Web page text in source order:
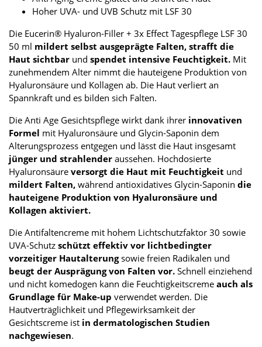
Hoher UVA- und UVB Schutz mit LSF 30
Die Eucerin® Hyaluron-Filler + 3x Effect Tagespflege LSF 30
50 ml mildert selbst ausgeprägte Falten, strafft die
Haut sichtbar und spendet intensive Feuchtigkeit. Mit
zunehmendem Alter nimmt die hauteigene Produktion von
Hyaluronsäure und Kollagen ab. Die Haut verliert an
Spannkraft und es bilden sich Falten.
Die Anti Age Gesichtspflege wirkt dank ihrer innovativen
Formel mit Hyaluronsäure und Glycin-Saponin dem
Alterungsprozess entgegen und lässt die Haut insgesamt
jünger und strahlender aussehen. Hochdosierte
Hyaluronsäure versorgt die Haut mit Feuchtigkeit und
mildert Falten, während antioxidatives Glycin-Saponin die
hauteigene Produktion von Hyaluronsäure und
Kollagen aktiviert.
Die Antifaltencreme mit hohem Lichtschutzfaktor 30 sowie
UVA-Schutz schützt effektiv vor lichtbedingter
vorzeitiger Hautalterungsowie freien Radikalen und
beugt der Ausprägung von Falten vor. Schnell einziehend
und nicht komedogen kann die Feuchtigkeitscreme auch als
Grundlage für Make-up verwendet werden. Die
Hautverträglichkeit und Pflegewirksamkeit der
Gesichtscreme ist in dermatologischen Studien
nachgewiesen.